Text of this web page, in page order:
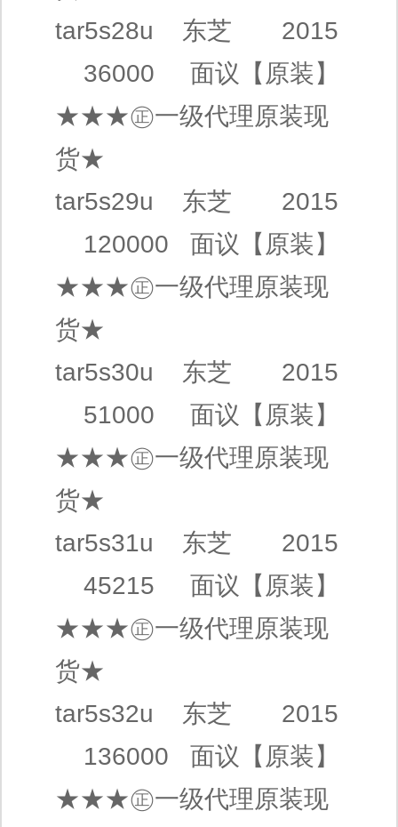
tar5s28u 东芝 2015
36000 面议 【原装】
★★★㊣一级代理原装现
货★
tar5s29u 东芝 2015
120000 面议 【原装】
★★★㊣一级代理原装现
货★
tar5s30u 东芝 2015
51000 面议 【原装】
★★★㊣一级代理原装现
货★
tar5s31u 东芝 2015
45215 面议 【原装】
★★★㊣一级代理原装现
货★
tar5s32u 东芝 2015
136000 面议 【原装】
★★★㊣一级代理原装现